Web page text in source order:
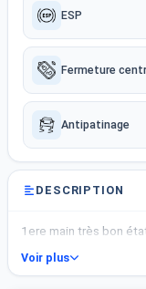
ESP
Fermeture
Antipatinage
DESCRIPTION
1ere main très bon
Voir plus